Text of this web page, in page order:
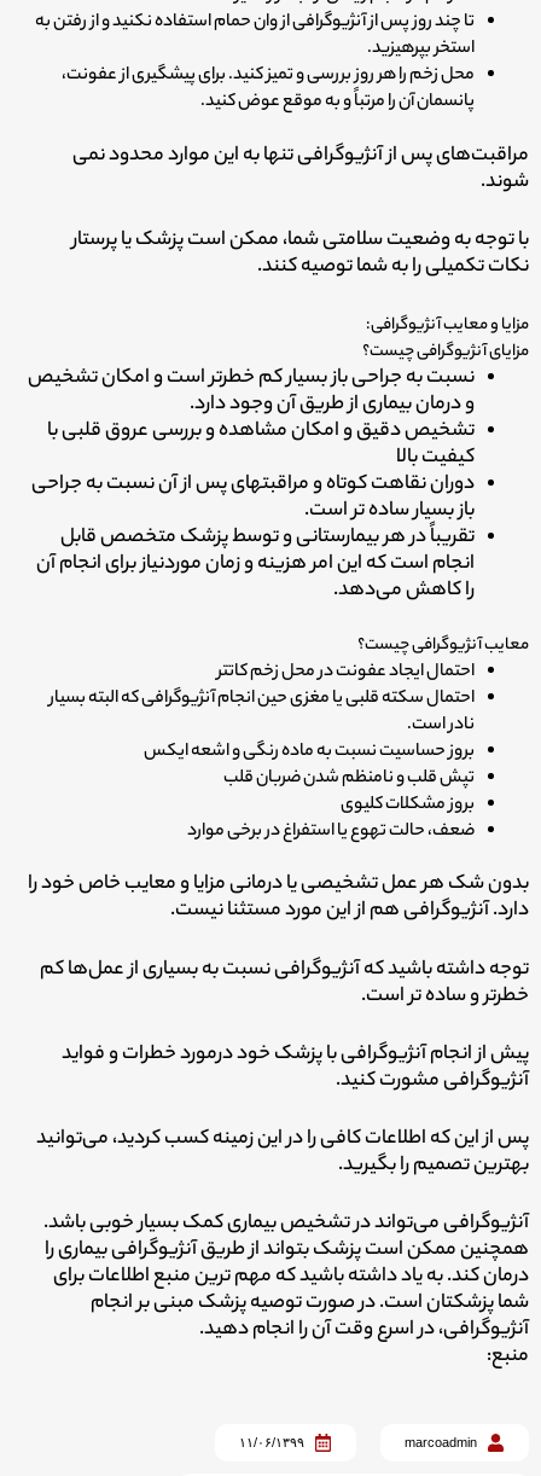
تا چند روز پس از آنژیوگرافی از وان حمام استفاده نکنید و از رفتن به
استخر بپرهیزید.
محل زخم را هر روز بررسی و تمیز کنید. برای پیشگیری از عفونت،
پانسمان آن را مرتباً و به موقع عوض کنید.
مراقبت­‌های پس از آنژیوگرافی تنها به این موارد محدود نمی­‌
شوند.
با توجه به وضعیت سلامتی شما، ممکن است پزشک یا پرستار
نکات تکمیلی را به شما توصیه کنند.
مزایا و معایب آنژیوگرافی:
مزایای آنژیوگرافی چیست؟
نسبت به جراحی باز بسیار کم خطرتر است و امکان تشخیص
و درمان بیماری از طریق آن وجود دارد.
تشخیص دقیق و امکان مشاهده و بررسی عروق قلبی با
کیفیت بالا
دوران نقاهت کوتاه و مراقبت­های پس از آن نسبت به جراحی
باز بسیار ساده تر است.
تقریباً در هر بیمارستانی و توسط پزشک متخصص قابل
انجام است که این امر هزینه و زمان موردنیاز برای انجام آن
را کاهش می­‌دهد.
معایب آنژیوگرافی چیست؟
احتمال ایجاد عفونت در محل زخم کاتتر
احتمال سکته قلبی یا مغزی حین انجام آنژیوگرافی که البته بسیار
نادر است.
بروز حساسیت نسبت به ماده رنگی و اشعه ایکس
تپش قلب و نامنظم شدن ضربان قلب
بروز مشکلات کلیوی
ضعف، حالت تهوع یا استفراغ در برخی موارد
بدون شک هر عمل تشخیصی یا درمانی مزایا و معایب خاص خود را
دارد. آنژیوگرافی هم از این مورد مستثنا نیست.
توجه داشته باشید که آنژیوگرافی نسبت به بسیاری از عمل‌ها کم
خطرتر و ساده تر است.
پیش از انجام آنژیوگرافی با پزشک خود درمورد خطرات و فواید
آنژیوگرافی مشورت کنید.
پس از این که اطلاعات کافی را در این زمینه کسب کردید، می‌توانید
بهترین تصمیم را بگیرید.
آنژیوگرافی می‌تواند در تشخیص بیماری کمک بسیار خوبی باشد.
همچنین ممکن است پزشک بتواند از طریق آنژیوگرافی بیماری را
درمان کند. به یاد داشته باشید که مهم ترین منبع اطلاعات برای
شما پزشکتان است. در صورت توصیه پزشک مبنی بر انجام
آنژیوگرافی، در اسرع وقت آن را انجام دهید.
منبع:
marcoadmin ۱۱/۰۶/۱۳۹۹